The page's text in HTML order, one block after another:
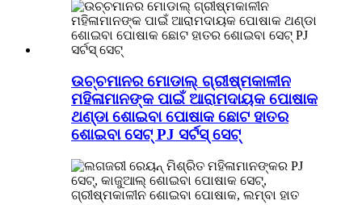
ଉଚ୍ଚମାନର ମୋଡାଲ୍ ଗ୍ରୀଷ୍ମକାଳୀନ
ମହିଳାମାନଙ୍କ ପାଇଁ ଆରାମଦାୟକ ପୋଷାକ
ଥଣ୍ଡା ଶୋଇବା ପୋଷାକ ଛୋଟ ହାତର
ଶୋଇବା ସେଟ୍ PJ ସର୍ଟସ୍ ସେଟ୍